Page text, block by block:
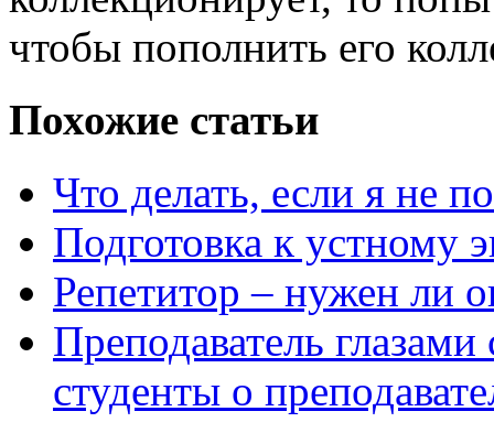
чтобы пополнить его
Похожие статьи
Что делать, если я не
Подготовка к устному
Репетитор – нужен ли
Преподаватель
студенты о